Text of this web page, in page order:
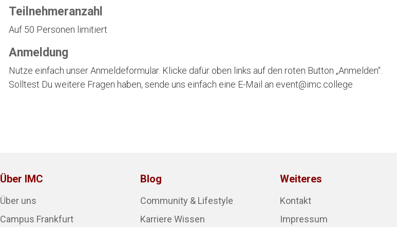
Teilnehmeranzahl
Auf 50 Personen limitiert
Anmeldung
Nutze einfach unser Anmeldeformular. Klicke dafür oben links auf den roten Button „Anmelden“.
Solltest Du weitere Fragen haben, sende uns einfach eine E-Mail an event@imc.college
Über IMC
Über uns
Campus Frankfurt
Blog
Community & Lifestyle
Karriere Wissen
Weiteres
Kontakt
Impressum